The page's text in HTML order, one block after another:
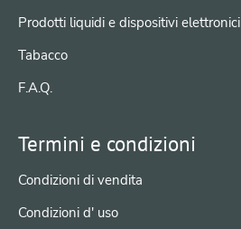
Prodotti liquidi e dispositivi elettronici
Tabacco
F.A.Q.
Termini e condizioni
Condizioni di vendita
Condizioni d' uso